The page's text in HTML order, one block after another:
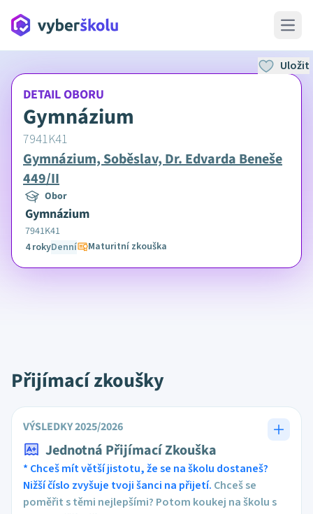
Open
DETAIL OBORU
Gymnázium
7941K41
Gymnázium, Soběslav, Dr. Edvarda Beneše
449/II
Obor
Gymnázium
7941K41
4 rokyDenní Maturitní zkouška
Uložit
Přijímací zkoušky
VÝSLEDKY 2025/2026
Jednotná Přijímací Zkouška
* Chceš mít větší jistotu, že se na školu dostaneš?
Nižší číslo zvyšuje tvoji šanci na přijetí. Chceš se
poměřit s těmi nejlepšími? Potom koukej na školu s